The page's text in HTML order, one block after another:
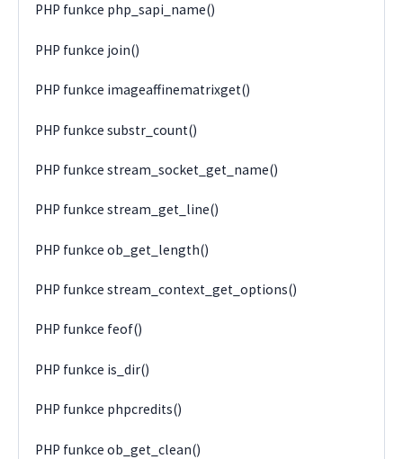
PHP funkce php_sapi_name()
PHP funkce join()
PHP funkce imageaffinematrixget()
PHP funkce substr_count()
PHP funkce stream_socket_get_name()
PHP funkce stream_get_line()
PHP funkce ob_get_length()
PHP funkce stream_context_get_options()
PHP funkce feof()
PHP funkce is_dir()
PHP funkce phpcredits()
PHP funkce ob_get_clean()